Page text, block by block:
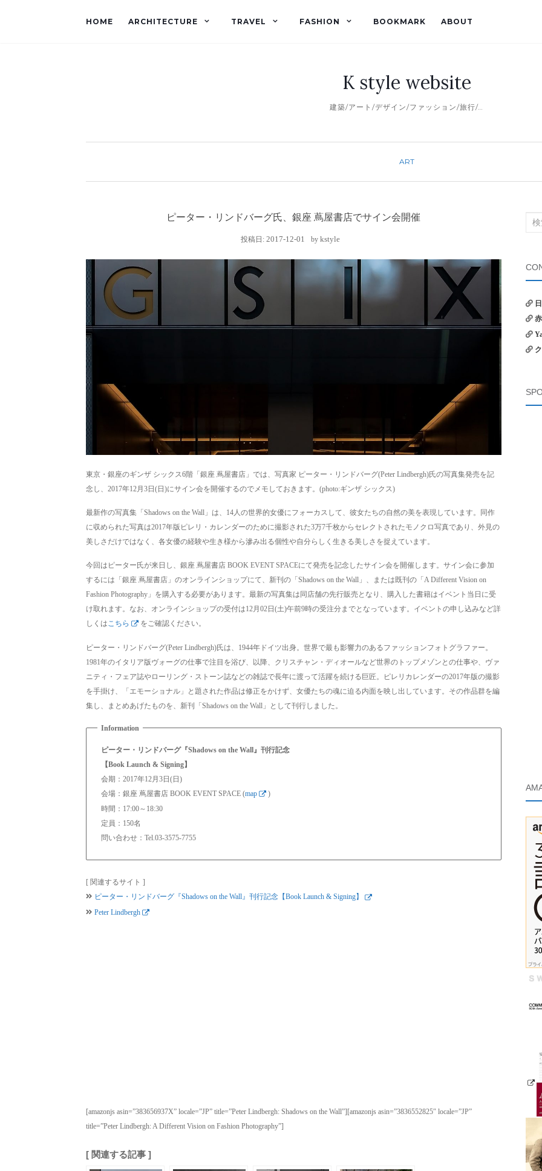
HOME ARCHITECTURE TRAVEL FASHION BOOKMARK ABOUT
K style website
建築/アート/デザイン/ファッション/旅行/…
ART
ピーター・リンドバーグ氏、銀座 蔦屋書店でサイン会開催
投稿日:2017-12-01 bykstyle
東京・銀座のギンザ シックス6階「銀座 蔦屋書店」では、写真家 ピーター・リンドバーグ(Peter Lindbergh)氏の写真集発売を記
念し、2017年12月3日(日)にサイン会を開催するのでメモしておきます。(photo:ギンザ シックス)
最新作の写真集「Shadows on the Wall」は、14人の世界的女優にフォーカスして、彼女たちの自然の美を表現しています。同作
に収められた写真は2017年版ピレリ・カレンダーのために撮影された3万7千枚からセレクトされたモノクロ写真であり、外見の
美しさだけではなく、各女優の経験や生き様から滲み出る個性や自分らしく生きる美しさを捉えています。
今回はピーター氏が来日し、銀座 蔦屋書店 BOOK EVENT SPACEにて発売を記念したサイン会を開催します。サイン会に参加
するには「銀座 蔦屋書店」のオンラインショップにて、新刊の「Shadows on the Wall」、または既刊の「A Different Vision on
Fashion Photography」を購入する必要があります。最新の写真集は同店舗の先行販売となり、購入した書籍はイベント当日に受
け取れます。なお、オンラインショップの受付は12月02日(土)午前9時の受注分までとなっています。イベントの申し込みなど詳
しくは こちら をご確認ください。
ピーター・リンドバーグ(Peter Lindbergh)氏は、1944年ドイツ出身。世界で最も影響力のあるファッションフォトグラファー。
1981年のイタリア版ヴォーグの仕事で注目を浴び、以降、クリスチャン・ディオールなど世界のトップメゾンとの仕事や、ヴァ
ニティ・フェア誌やローリング・ストーン誌などの雑誌で長年に渡って活躍を続ける巨匠。ピレリカレンダーの2017年版の撮影
を手掛け、「エモーショナル」と題された作品は修正をかけず、女優たちの魂に迫る内面を映し出しています。その作品群を編
集し、まとめあげたものを、新刊「Shadows on the Wall」として刊行しました。
ピーター・リンドバーグ『Shadows on the Wall』刊行記念
【Book Launch & Signing】
会期：2017年12月3日(日)
会場：銀座 蔦屋書店 BOOK EVENT SPACE (map
)
時間：17:00～18:30
定員：150名
問い合わせ：Tel.03-3575-7755
[ 関連するサイト ]
ピーター・リンドバーグ『Shadows on the Wall』刊行記念【Book Launch & Signing】
Peter Lindbergh
[amazonjs asin=”383656937X” locale=”JP” title=”Peter Lindbergh: Shadows on the Wall”][amazonjs asin=”3836552825″ locale=”JP”
title=”Peter Lindbergh: A Different Vision on Fashion Photography”]
[ 関連する記事 ]
象: